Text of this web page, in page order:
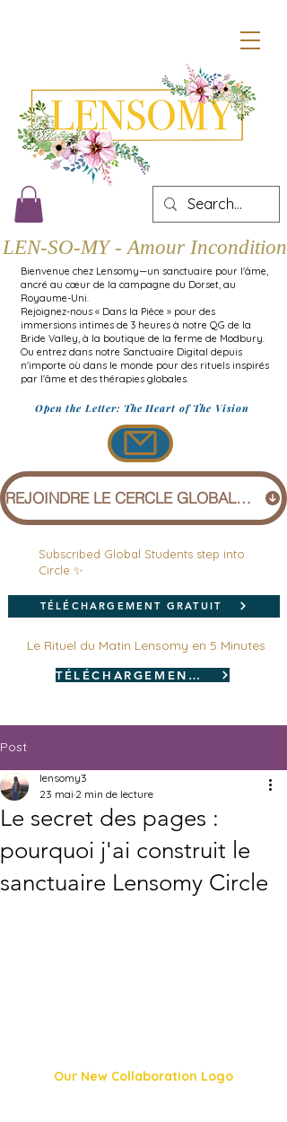
LEN-SO-MY - Amour
Bienvenue chez Lensomy—un sanctuaire pour l'âme,
ancré au cœur de la campagne du Dorset, au
Royaume-Uni.
Rejoignez-nous « Dans la Pièce » pour des
immersions intimes de 3 heures à notre QG de la
Bride Valley, à la boutique de la ferme de Modbury.
Ou entrez dans notre Sanctuaire Digital depuis
n'importe où dans le monde pour des rituels inspirés
par l'âme et des thérapies globales.
Open the Letter: The Heart of The Vision
REJOINDRE LE CERCLE GLOBAL (1 £)
Subscribed Global Students step into
Circle ✨
TÉLÉCHARGEMENT GRATUIT
Le Rituel du Matin Lensomy en 5 Minutes
TÉLÉCHARGEMENT GRATUIT
Post
Le secret des pages :
pourquoi j'ai construit le
sanctuaire Lensomy Circle
lensomy3
23 mai 2 min de lecture
Our New Collaboration Logo